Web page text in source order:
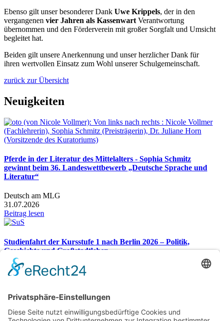
Ebenso gilt unser besonderer Dank Uwe Krippels, der in den
vergangenen vier Jahren als Kassenwart Verantwortung
übernommen und den Förderverein mit großer Sorgfalt und Umsicht
begleitet hat.
Beiden gilt unsere Anerkennung und unser herzlicher Dank für
ihren wertvollen Einsatz zum Wohl unserer Schulgemeinschaft.
zurück zur Übersicht
Neuigkeiten
Pferde in der Literatur des Mittelalters - Sophia Schmitz
gewinnt beim 36. Landeswettbewerb „Deutsche Sprache und
Literatur“
Deutsch am MLG
31.07.2026
Beitrag lesen
Studienfahrt der Kursstufe 1 nach Berlin 2026 – Politik,
Geschichte und Großstadtleben
Studienfahrt nach Berlin 2026
26.07.2026
Gesamtübersicht